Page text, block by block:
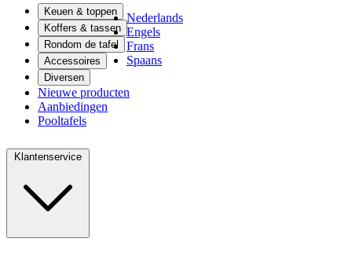
Nederlands
Engels
Frans
Spaans
Keuen & toppen
Koffers & tassen
Rondom de tafel
Accessoires
Diversen
Nieuwe producten
Aanbiedingen
Pooltafels
Klantenservice